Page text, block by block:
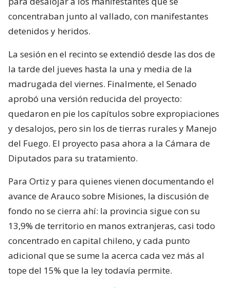
concentraban junto al vallado, con manifestantes
detenidos y heridos.
La sesión en el recinto se extendió desde las dos de
la tarde del jueves hasta la una y media de la
madrugada del viernes. Finalmente, el Senado
aprobó una versión reducida del proyecto:
quedaron en pie los capítulos sobre expropiaciones
y desalojos, pero sin los de tierras rurales y Manejo
del Fuego. El proyecto pasa ahora a la Cámara de
Diputados para su tratamiento.
Para Ortiz y para quienes vienen documentando el
avance de Arauco sobre Misiones, la discusión de
fondo no se cierra ahí: la provincia sigue con su
13,9% de territorio en manos extranjeras, casi todo
concentrado en capital chileno, y cada punto
adicional que se sume la acerca cada vez más al
tope del 15% que la ley todavía permite.